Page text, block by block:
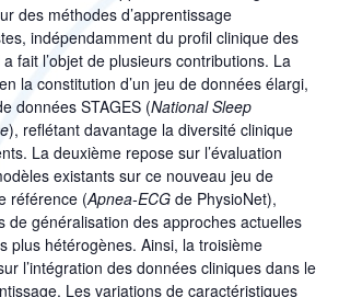
des méthodes d’apprentissage
indépendamment du profil clinique des
fait l’objet de plusieurs contributions. La
la constitution d’un jeu de données élargi,
données STAGES (National Sleep
), reflétant davantage la diversité clinique
La deuxième repose sur l’évaluation
existants sur ce nouveau jeu de
référence (Apnea-ECG de PhysioNet),
de généralisation des approches actuelles
plus hétérogènes. Ainsi, la troisième
l’intégration des données cliniques dans le
Les variations de caractéristiques